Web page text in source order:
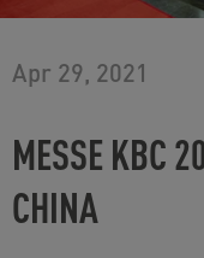
Apr 29, 2021
MESSE KBC
CHINA